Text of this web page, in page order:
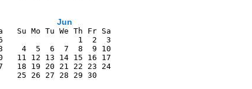
Jun
Su Mo Tu We Th Fr Sa
1  2  3
4  5  6  7  8  9 10
11 12 13 14 15 16 17
18 19 20 21 22 23 24
25 26 27 28 29 30